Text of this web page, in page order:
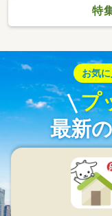
特
お気
プ
最新